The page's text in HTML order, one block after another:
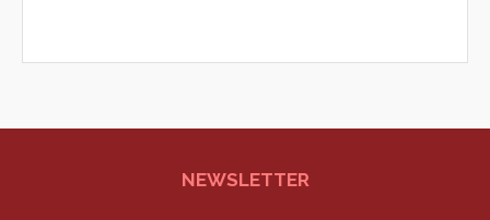
NEWSLETTER